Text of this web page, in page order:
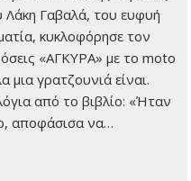
Λάκη Γαβαλά, του ευφυή
κυκλοφόρησε τον
«ΑΓΚΥΡΑ» με το moto
γρατζουνιά είναι.
από το βιβλίο: «Ήταν
αποφάσισα να…